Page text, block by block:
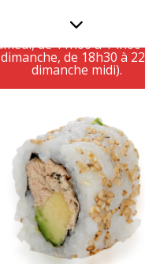
est actuellement
de 11h00 à
de 11h00 à
de 18h30 à
dimanche midi).